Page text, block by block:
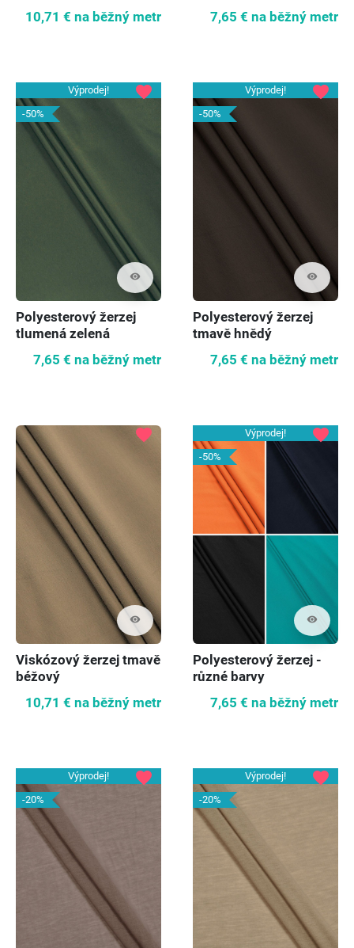
10,71 € na běžný metr
7,65 € na běžný metr
Výprodej!
-50%
visibility
favorite
Polyesterový žerzej
tlumená zelená
7,65 € na běžný metr
Výprodej!
-50%
visibility
favorite
Polyesterový žerzej
tmavě hnědý
7,65 € na běžný metr
visibility
favorite
Viskózový žerzej tmavě
béžový
10,71 € na běžný metr
Výprodej!
-50%
visibility
favorite
Polyesterový žerzej -
různé barvy
7,65 € na běžný metr
Výprodej!
-20%
favorite
Výprodej!
-20%
favorite